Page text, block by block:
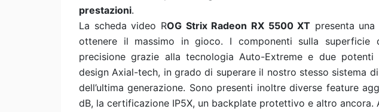
prestazioni.
La scheda video ROG Strix Radeon RX 5500 XT presenta
ottenere il massimo in gioco. I componenti sulla superficie
precisione grazie alla tecnologia Auto-Extreme e due
design Axial-tech, in grado di superare il nostro stesso sistema
dell’ultima generazione. Sono presenti inoltre diverse feature
dB, la certificazione IP5X, un backplate protettivo e altro ancora.